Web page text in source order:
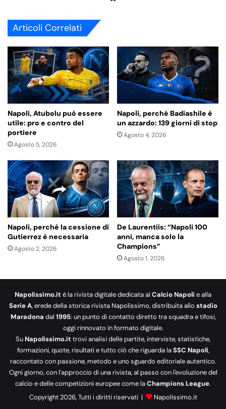
Articoli Correlati
Napoli, Atubolu può essere
utile: pro e contro del
portiere
Agosto 5, 2026
Napoli, perché Badiashile è
un azzardo: 139 giorni di stop
Agosto 4, 2026
Napoli, perché la cessione di
Gutierrez è necessaria
Agosto 2, 2026
De Laurentiis: “Napoli 100
anni, manca solo la
Champions”
Agosto 1, 2026
Napolissimo.it è la rivista digitale dedicata al Calcio Napoli e alla
Serie A, erede della storica rivista Napolissimo, distribuita allo stadio
Maradona dal 1995: un punto di contatto diretto tra squadra e tifosi,
oggi rinnovato in formato digitale.
SuNapolissimo.it trovi analisi delle partite, interviste, statistiche,
formazioni, quote, risultati e tutto ciò che riguarda laSSC Napoli,
raccontato con passione, metodo e uno sguardo editoriale autentico.
Ogni giorno, con l'approccio di una rivista, al passo con l'evoluzione del
calcio e delle competizioni europee come laChampions League.
Copyright 2026, Tutti i diritti riservati |
Napolissimo.it